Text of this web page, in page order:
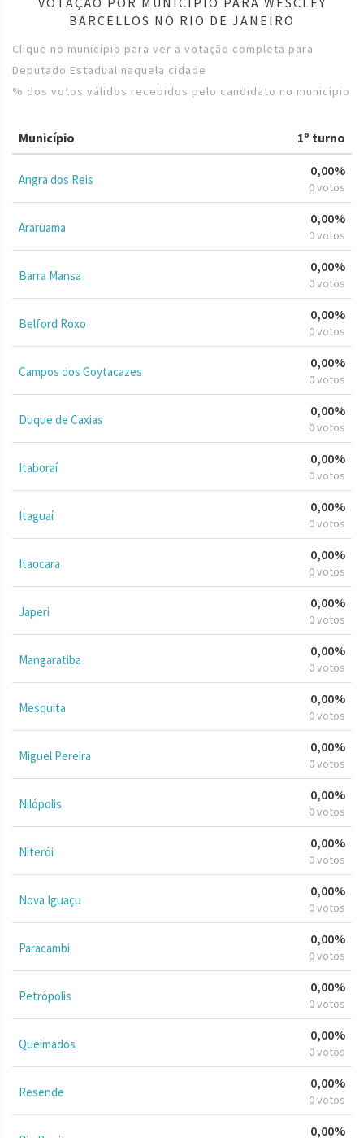
BARCELLOS NO RIO DE JANEIRO
Clique no município para ver a votação completa para
Deputado Estadual naquela cidade
% dos votos válidos recebidos pelo candidato no município
Município 1º turno
Angra dos Reis
0,00%
0 votos
Araruama
0,00%
0 votos
Barra Mansa
0,00%
0 votos
Belford Roxo
0,00%
0 votos
Campos dos Goytacazes
0,00%
0 votos
Duque de Caxias
0,00%
0 votos
Itaboraí
0,00%
0 votos
Itaguaí
0,00%
0 votos
Itaocara
0,00%
0 votos
Japeri
0,00%
0 votos
Mangaratiba
0,00%
0 votos
Mesquita
0,00%
0 votos
Miguel Pereira
0,00%
0 votos
Nilópolis
0,00%
0 votos
Niterói
0,00%
0 votos
Nova Iguaçu
0,00%
0 votos
Paracambi
0,00%
0 votos
Petrópolis
0,00%
0 votos
Queimados
0,00%
0 votos
Resende
0,00%
0 votos
0,00%